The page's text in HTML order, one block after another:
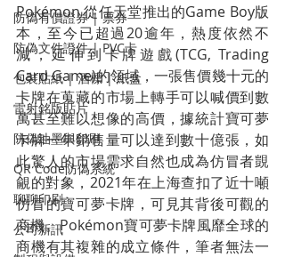
防偽有價證券 | 票券
防偽文件證件 | PVC卡
包裝貼紙 | 酒標 | 紙盒
雷射銘版貼片
防偽油墨與印刷
QR Code防偽系統
聊聊印刷
公司新訊
Pokémon 從任天堂推出的Game Boy版
本，至今已超過20逾年，熱度依然不
減，延伸到卡牌遊戲(TCG, Trading
Card Game)的領域，一張售價幾十元的
卡牌在蒐藏的市場上轉手可以喊價到數
萬甚至難以想像的高價，據統計寶可夢
卡牌一年銷售量可以達到數十億張，如
此驚人的市場需求自然也成為仿冒者覬
覦的對象，2021年在上海查扣了近十噸
仿冒的寶可夢卡牌，可見其背後可觀的
商機。Pokémon寶可夢卡牌風靡全球的
商機有其複雜的成立條件，筆者無法一